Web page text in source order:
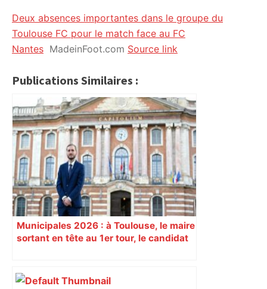
Deux absences importantes dans le groupe du
Toulouse FC pour le match face au FC
Nantes MadeinFoot.com Source link
Publications Similaires :
Municipales 2026 : à Toulouse, le maire
sortant en tête au 1er tour, le candidat